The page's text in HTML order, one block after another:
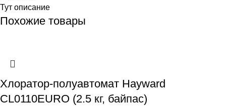
Тут описание
Похожие товары
Хлоратор-полуавтомат Hayward
CL0110EURO (2.5 кг, байпас)